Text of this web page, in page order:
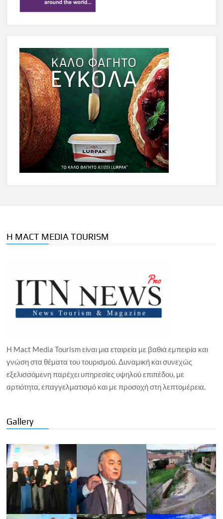
Η MACT MEDIA TOURISM
Η Mact Media Tourism είναι μια εταιρεία με βαθιά εμπειρία και
γνώση στα θέματα του τουρισμού. Δυναμική και συνεχώς
εξελισσόμενη παρέχει υπηρεσίες υψηλού επιπέδου, με
αρτιότητα, επαγγελματισμό και με προσοχή στη λεπτομέρεια.
Gallery